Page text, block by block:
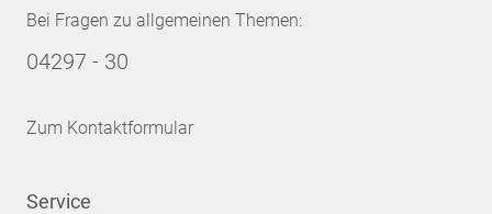
Bei Fragen zu allgemeinen Themen:
04297 - 30
Zum Kontaktformular
Service